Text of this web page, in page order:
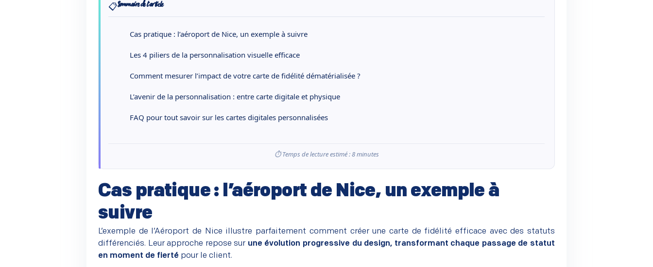
📋Sommaire de l’article
Cas pratique : l’aéroport de Nice, un exemple à suivre
Les 4 piliers de la personnalisation visuelle efficace
Comment mesurer l’impact de votre carte de fidélité dématérialisée ?
L’avenir de la personnalisation : entre carte digitale et physique
FAQ pour tout savoir sur les cartes digitales personnalisées
⏱️ Temps de lecture estimé : 8 minutes
Cas pratique : l’aéroport de Nice, un exemple à
suivre
L’exemple de l’Aéroport de Nice illustre parfaitement comment créer une carte de fidélité efficace avec des statuts
différenciés. Leur approche repose sur une évolution progressive du design, transformant chaque passage de statut
en moment de fierté pour le client.